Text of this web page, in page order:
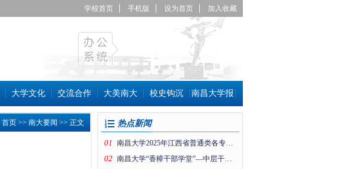
学校首页 手机版 设为首页 加入收藏
大学文化 交流合作 大美南大 校史钩沉 南昌大学报
首页 >> 南大要闻 >>正文 热点新闻
01 南昌大学2025年江西省普通类各专业组投档线公布！
02 南昌大学“香樟干部学堂”—中层干部趣味运动会